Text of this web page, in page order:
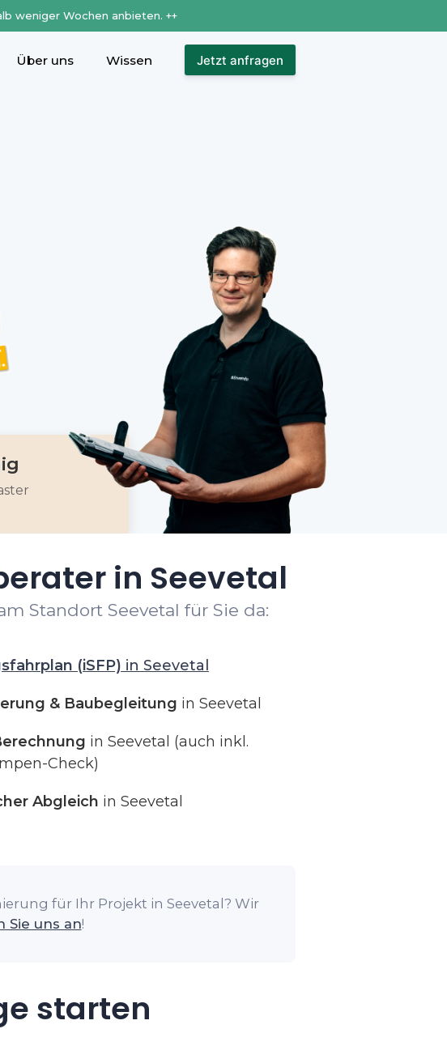
weniger Wochen anbieten. ++
Über uns Wissen Jetzt anfragen
in Seevetal
Standort Seevetal für Sie da:
(iSFP) in Seevetal
& Baubegleitung in Seevetal
in Seevetal (auch inkl.
Check)
Abgleich in Seevetal
für Ihr Projekt in Seevetal? Wir
Sie uns an!
starten